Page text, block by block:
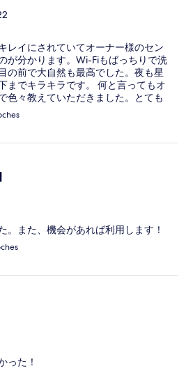
レイにされていてオーナー様のセン
が分かります。Wi-Fiもばっちりで洗
の前で大自然も最高でした。夜も星
までキラキラです。 何と言ってもオ
色々教えていただきました。とても
。また、機会があれば利用します！
った！